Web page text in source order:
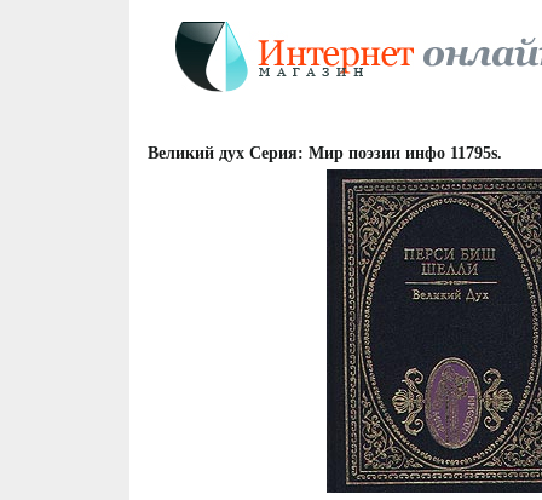
Великий дух Серия: Мир поэзии инфо 11795s.